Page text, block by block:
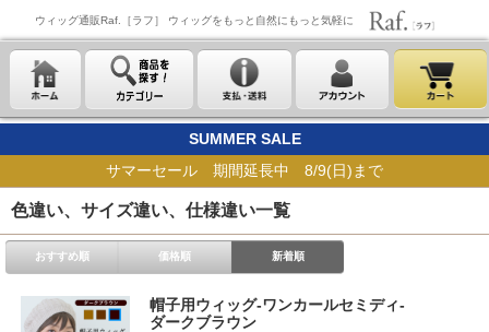
ウィッグ通販Raf.［ラフ］ ウィッグをもっと自然にもっと気軽に
SUMMER SALE
サマーセール 期間延長中 8/9(日)まで
色違い、サイズ違い、仕様違い一覧
おすすめ順 価格順 新着順
帽子用ウィッグ-ワンカールセミディ-
ダークブラウン